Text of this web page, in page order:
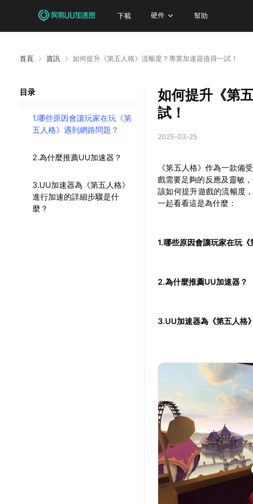
下載 硬件 幫助
首頁 資訊 如何提升《第五人格》流暢度？專業加速器值得一試！
目录
1.哪些原因會讓玩家在玩《第
五人格》遇到網路問題？
2.為什麼推薦UU加速器？
3.UU加速器為《第五人格》
進行加速的詳細步驟是什
麼？
如何提升《第
試！
2025-03-25
《第五人格》作為一款備
戲需要足夠的反應及靈敏
該如何提升遊戲的流暢度
一起看看這是為什麼：
1.哪些原因會讓玩家在玩
2.為什麼推薦UU加速器？
3.UU加速器為《第五人格